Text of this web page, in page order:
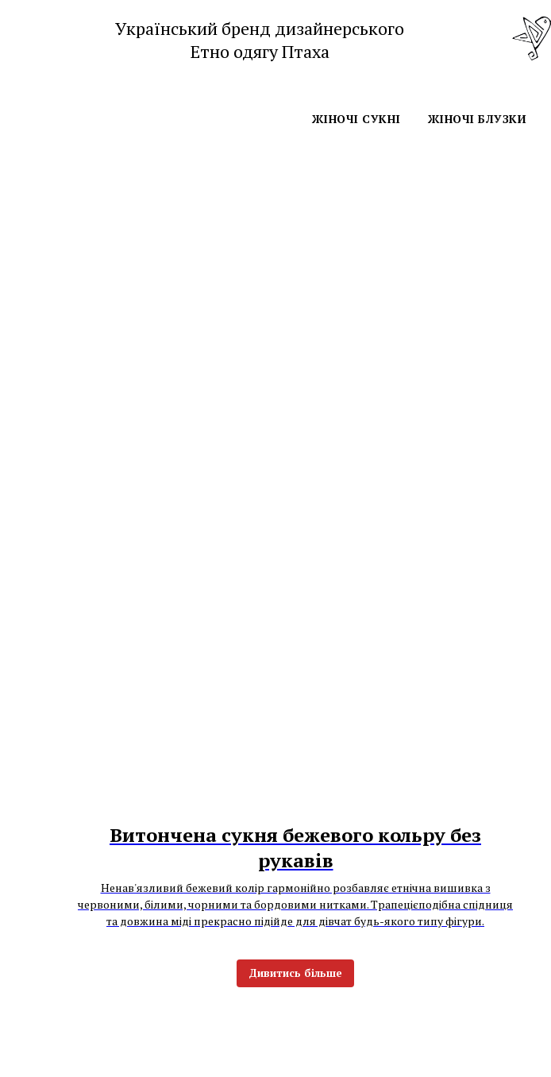
Український бренд дизайнерського
Етно одягу Птаха
ЖІНОЧІ СУКНІ ЖІНОЧІ БЛУЗКИ
Витончена сукня бежевого кольру без
рукавів
Ненав'язливий бежевий колір гармонійно розбавляє етнічна вишивка з
червоними, білими, чорними та бордовими нитками. Трапецієподібна спідниця
та довжина міді прекрасно підійде для дівчат будь-якого типу фігури.
Дивитись більше